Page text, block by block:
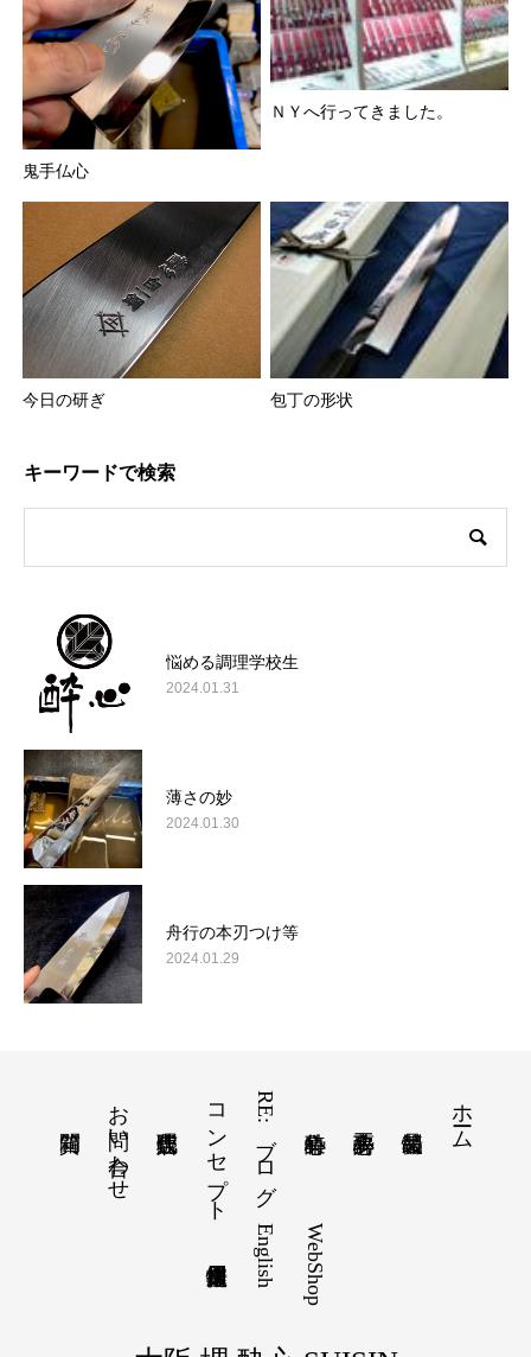
鬼手仏心
ＮＹへ行ってきました。
今日の研ぎ 包丁の形状
キーワードで検索
悩める調理学校生
2024.01.31
薄さの妙
2024.01.30
舟行の本刃つけ等
2024.01.29
ホーム
RE:ブログ
コンセプト
お問い合わせ
WebShop
English